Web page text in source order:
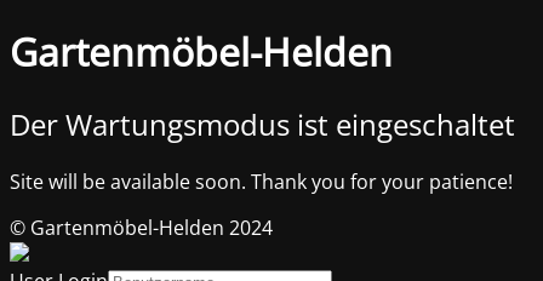
Gartenmöbel-Helden
Der Wartungsmodus ist eingeschaltet
Site will be available soon. Thank you for your patience!
© Gartenmöbel-Helden 2024